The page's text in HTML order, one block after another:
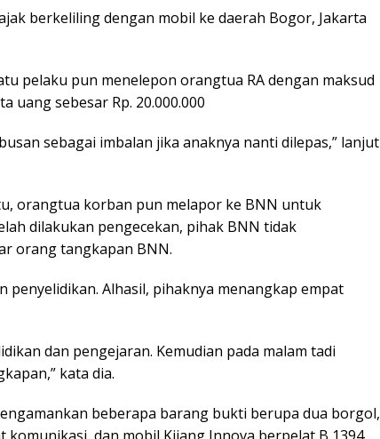
berkeliling dengan mobil ke daerah Bogor, Jakarta
pelaku pun menelepon orangtua RA dengan maksud
uang sebesar Rp. 20.000.000
sebagai imbalan jika anaknya nanti dilepas,” lanjut
orangtua korban pun melapor ke BNN untuk
dilakukan pengecekan, pihak BNN tidak
orang tangkapan BNN.
penyelidikan. Alhasil, pihaknya menangkap empat
dan pengejaran. Kemudian pada malam tadi
kata dia.
beberapa barang bukti berupa dua borgol,
dan mobil Kijang Innova berpelat B 1394